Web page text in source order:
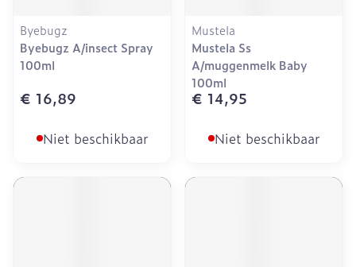
Byebugz
Byebugz A/insect Spray
100ml
€ 16,89
Niet beschikbaar
Mustela
Mustela Ss
A/muggenmelk Baby
100ml
€ 14,95
Niet beschikbaar